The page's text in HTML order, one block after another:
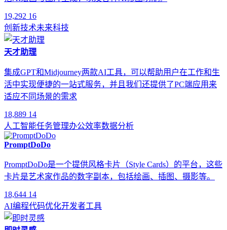
19,292 16
创新技术未来科技
天才助理
集成GPT和Midjourney两款AI工具，可以帮助用户在工作和生
活中实现便捷的一站式服务，并且我们还提供了PC端应用来
适应不同场景的需求
18,889 14
人工智能任务管理办公效率数据分析
PromptDoDo
PromptDoDo是一个提供风格卡片（Style Cards）的平台，这些
卡片是艺术家作品的数字副本，包括绘画、插图、摄影等。
18,644 14
AI编程代码优化开发者工具